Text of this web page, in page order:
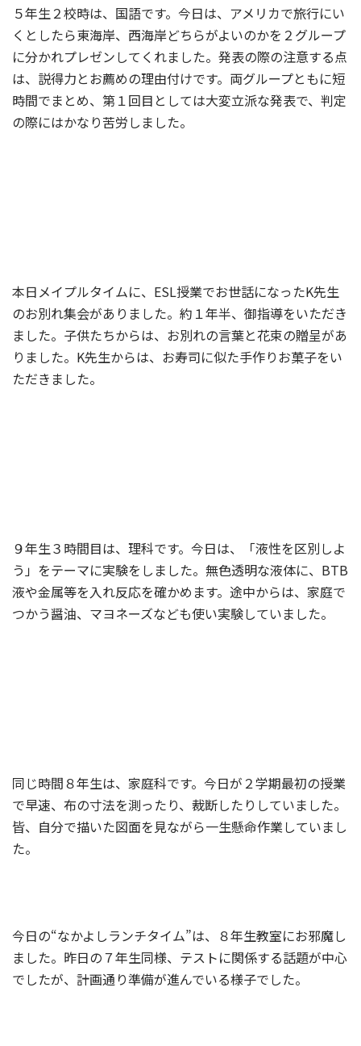
５年生２校時は、国語です。今日は、アメリカで旅行にい
くとしたら東海岸、西海岸どちらがよいのかを２グループ
に分かれプレゼンしてくれました。発表の際の注意する点
は、説得力とお薦めの理由付けです。両グループともに短
時間でまとめ、第１回目としては大変立派な発表で、判定
の際にはかなり苦労しました。
本日メイプルタイムに、ESL授業でお世話になったK先生
のお別れ集会がありました。約１年半、御指導をいただき
ました。子供たちからは、お別れの言葉と花束の贈呈があ
りました。K先生からは、お寿司に似た手作りお菓子をい
ただきました。
９年生３時間目は、理科です。今日は、「液性を区別しよ
う」をテーマに実験をしました。無色透明な液体に、BTB
液や金属等を入れ反応を確かめます。途中からは、家庭で
つかう醤油、マヨネーズなども使い実験していました。
同じ時間８年生は、家庭科です。今日が２学期最初の授業
で早速、布の寸法を測ったり、裁断したりしていました。
皆、自分で描いた図面を見ながら一生懸命作業していまし
た。
今日の“なかよしランチタイム”は、８年生教室にお邪魔し
ました。昨日の７年生同様、テストに関係する話題が中心
でしたが、計画通り準備が進んでいる様子でした。